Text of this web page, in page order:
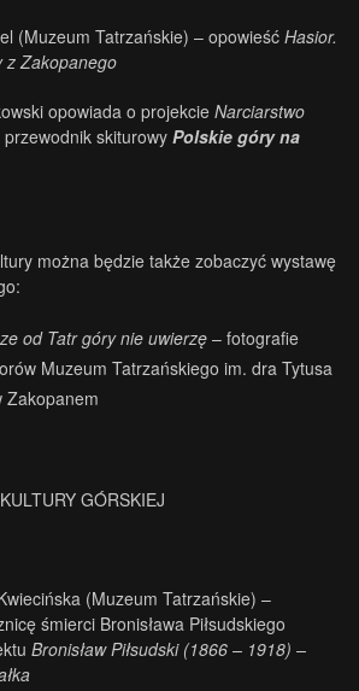
(Muzeum Tatrzańskie) – opowieść Hasior.
z Zakopanego
opowiada o projekcie Narciarstwo
skiturowy Polskie góry na
można będzie także zobaczyć wystawę
od Tatr góry nie uwierzę – fotografie
Muzeum Tatrzańskiego im. dra Tytusa
Zakopanem
GÓRSKIEJ
(Muzeum Tatrzańskie) –
śmierci Bronisława Piłsudskiego
Bronisław Piłsudski (1866 – 1918) –